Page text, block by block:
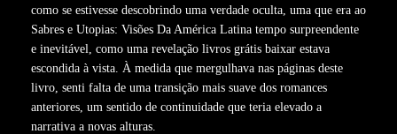
como se estivesse descobrindo uma verdade oculta, uma que era ao
Sabres e Utopias: Visões Da América Latina tempo surpreendente
e inevitável, como uma revelação livros grátis baixar estava
escondida à vista. À medida que mergulhava nas páginas deste
livro, senti falta de uma transição mais suave dos romances
anteriores, um sentido de continuidade que teria elevado a
narrativa a novas alturas.